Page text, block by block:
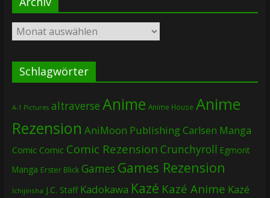
Archiv
Schlagwörter
A-1 Pictures altraverse Anime Anime House Anime
Rezension AniMoon PublishingCarlsen Manga
Comic Comic Comic Rezension Crunchyroll Egmont
Manga Erster Blick Games Games Rezension
Ichijinsha J.C. Staff Kadokawa Kazé Kazé Anime Kazé